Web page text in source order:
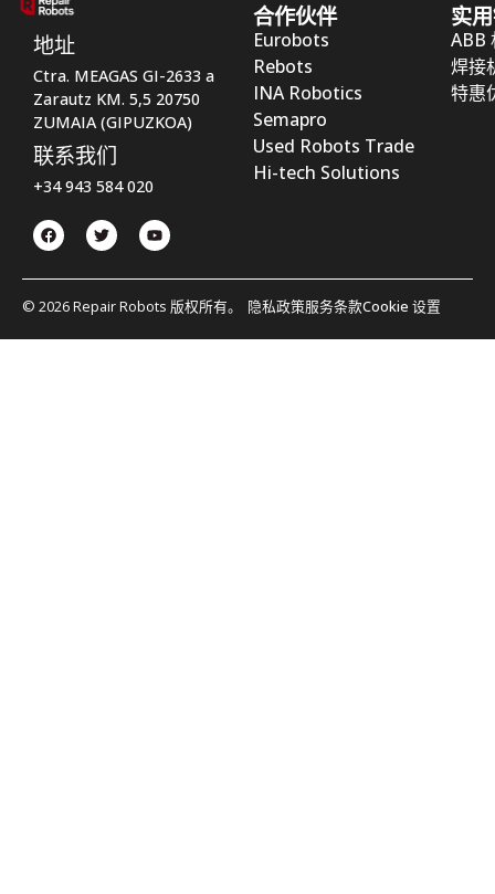
地址
Ctra. MEAGAS GI-2633 a
Zarautz KM. 5,5 20750
ZUMAIA (GIPUZKOA)
联系我们
+34 943 584 020
合作伙伴
Eurobots
Rebots
INA Robotics
Semapro
Used Robots Trade
Hi-tech Solutions
实
ABB
焊接
特惠
© 2026 Repair Robots 版权所有。 隐私政策服务条款Cookie 设置